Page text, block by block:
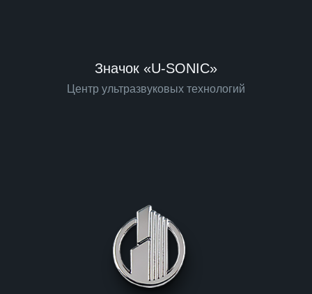
Значок «U-SONIC»
Центр ультразвуковых технологий